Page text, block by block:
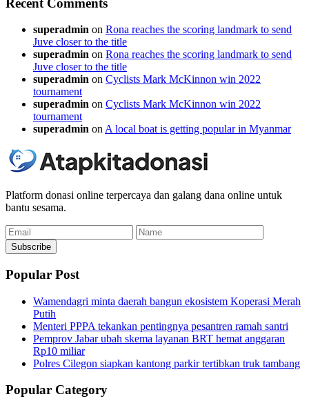
superadmin on Rona reaches the scoring landmark to send
Juve closer to the title
superadmin on Rona reaches the scoring landmark to send
Juve closer to the title
superadmin on Cyclists Mark McKinnon win 2022
tournament
superadmin on Cyclists Mark McKinnon win 2022
tournament
superadmin on A local boat is getting popular in Myanmar
Platform donasi online terpercaya dan galang dana online untuk
bantu sesama.
Email
Name
Subscribe
Popular Post
Wamendagri minta daerah bangun ekosistem Koperasi Merah
Putih
Menteri PPPA tekankan pentingnya pesantren ramah santri
Pemprov Jabar ubah skema layanan BRT hemat anggaran
Rp10 miliar
Polres Cilegon siapkan kantong parkir tertibkan truk tambang
Popular Category